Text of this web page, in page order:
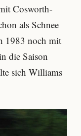
Cosworth-
als Schnee
1983 noch mit
die Saison
sich Williams